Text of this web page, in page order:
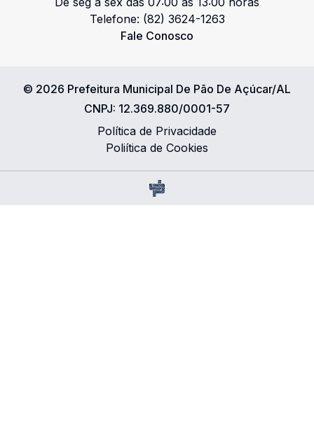
Telefone: (82) 3624-1263
Fale Conosco
© 2026 Prefeitura Municipal De Pão De Açúcar/AL
CNPJ: 12.369.880/0001-57
Política de Privacidade
Poliítica de Cookies